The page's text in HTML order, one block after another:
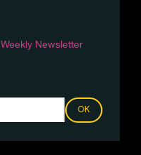
Weekly Newsletter
OK